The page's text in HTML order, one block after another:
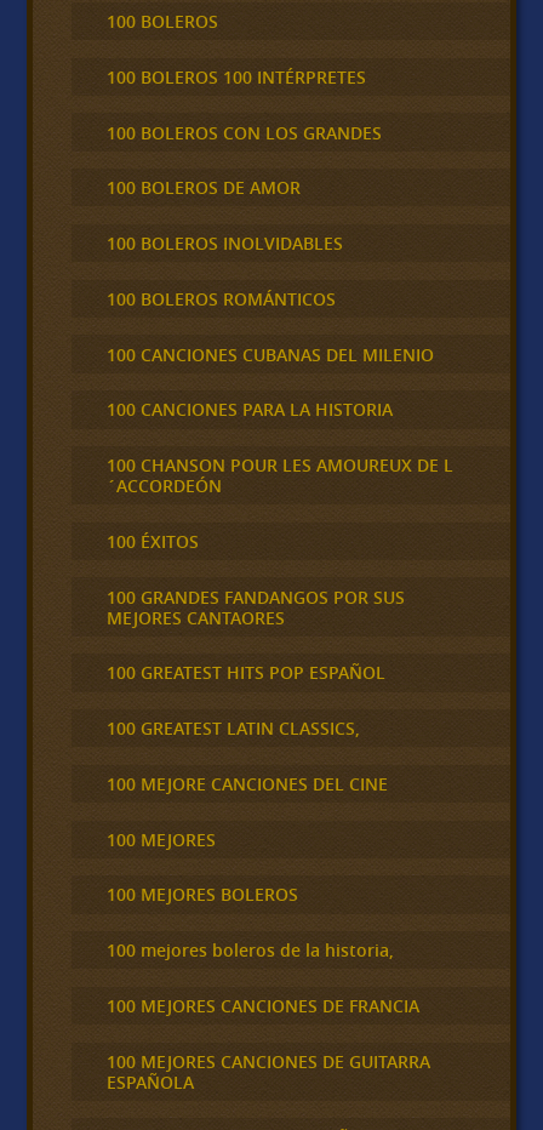
100 BOLEROS
100 BOLEROS 100 INTÉRPRETES
100 BOLEROS CON LOS GRANDES
100 BOLEROS DE AMOR
100 BOLEROS INOLVIDABLES
100 BOLEROS ROMÁNTICOS
100 CANCIONES CUBANAS DEL MILENIO
100 CANCIONES PARA LA HISTORIA
100 CHANSON POUR LES AMOUREUX DE L
´ACCORDEÓN
100 ÉXITOS
100 GRANDES FANDANGOS POR SUS
MEJORES CANTAORES
100 GREATEST HITS POP ESPAÑOL
100 GREATEST LATIN CLASSICS,
100 MEJORE CANCIONES DEL CINE
100 MEJORES
100 MEJORES BOLEROS
100 mejores boleros de la historia,
100 MEJORES CANCIONES DE FRANCIA
100 MEJORES CANCIONES DE GUITARRA
ESPAÑOLA